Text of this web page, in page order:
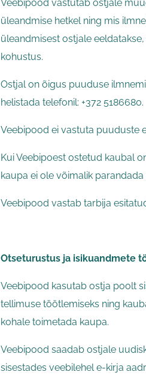
Veebipood vastutab ostjale
üleandmise hetkel ning mis
üleandmisest ostjale
kohustus.
Ostjal on õigus puuduse
helistada telefonil: +372 5186680.
Veebipood ei vastuta puuduste
Kui Veebipoest ostetud kaubal
kaupa ei ole võimalik
Veebipood vastab tarbija
Otseturustus ja isikuandmete
Veebipood kasutab ostja poolt
tellimuse töötlemiseks ning
kohale toimetada kaupa.
Veebipood saadab ostjale
sisestades veebilehel e-kirja